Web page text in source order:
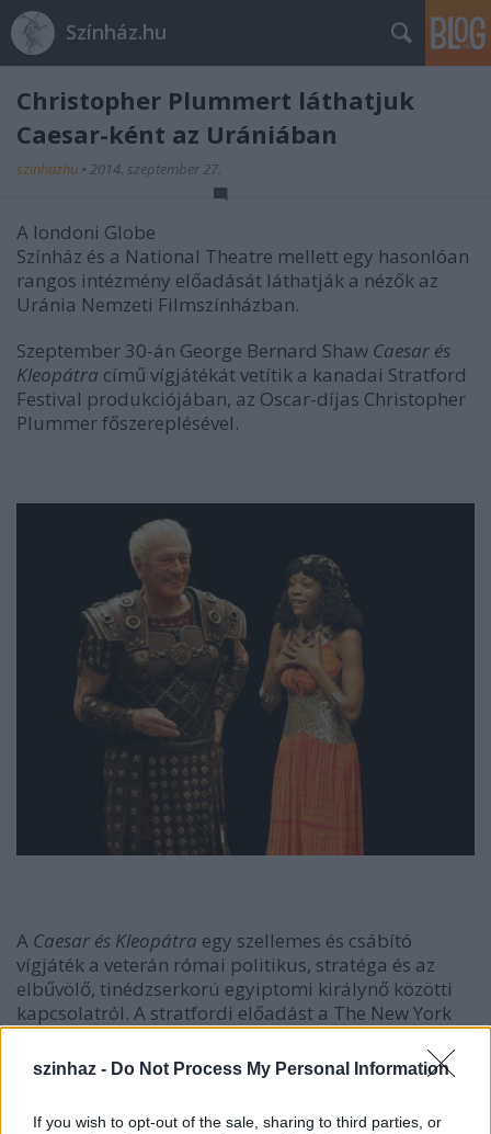
szinhaz - Do Not Process My Personal Information
If you wish to opt-out of the sale, sharing to third parties, or
Színház.hu
Christopher Plummert láthatjuk
Caesar-ként az Urániában
szinhazhu • 2014. szeptember 27.
A londoni Globe
Színház és a National Theatre mellett egy hasonlóan
rangos intézmény előadását láthatják a nézők az
Uránia Nemzeti Filmszínházban.
Szeptember 30-án George Bernard Shaw Caesar és
Kleopátra című vígjátékát vetítik a kanadai Stratford
Festival produkciójában, az Oscar-díjas Christopher
Plummer főszereplésével.
A Caesar és Kleopátra egy szellemes és csábító
vígjáték a veterán római politikus, stratéga és az
elbűvölő, tinédzserkorú egyiptomi királynő közötti
kapcsolatról. A stratfordi előadást a The New York
Times "a társulat lenyűgöző évadjának
tetőpontjaként" üdvözölte.